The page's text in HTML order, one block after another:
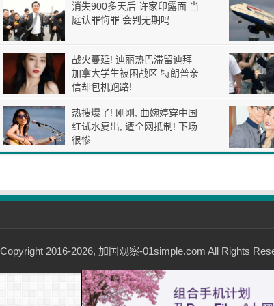
消失900多天后 许家印露面 当
庭认罪悔罪 会判无期吗
战火蔓延! 迪丽热巴滞留迪拜
加拿大学生被困战区 特朗普亲
信却包机跑路!
热搜爆了! 刚刚, 曲婉婷穿中国
红试水复出, 遭全网抵制! 下场
很惨…
2016-2026, 加国观察-01simple.com All Rights